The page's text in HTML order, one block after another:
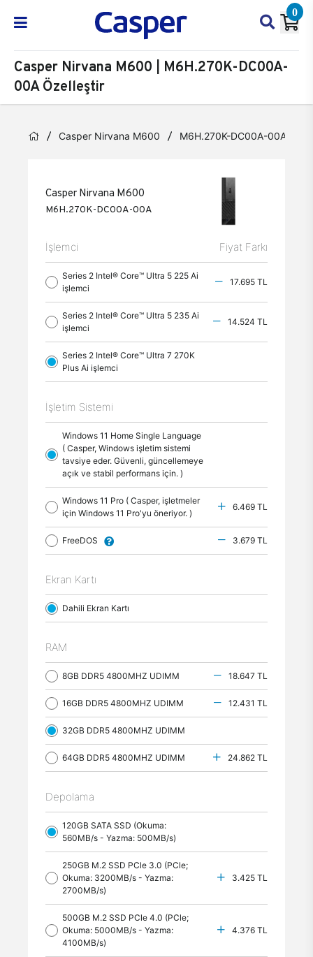
0
Casper Nirvana M600 | M6H.270K-DC00A-
00A Özelleştir
Casper Nirvana M600 M6H.270K-DC00A-00A
Casper Nirvana M600
M6H.270K-DC00A-00A
İşlemci Fiyat Farkı
Series 2 Intel® Core™ Ultra 5 225 Ai
işlemci
17.695 TL
Series 2 Intel® Core™ Ultra 5 235 Ai
işlemci
14.524 TL
Series 2 Intel® Core™ Ultra 7 270K
Plus Ai işlemci
İşletim Sistemi
Windows 11 Home Single Language
( Casper, Windows işletim sistemi
tavsiye eder. Güvenli, güncellemeye
açık ve stabil performans için. )
Windows 11 Pro ( Casper, işletmeler
için Windows 11 Pro'yu öneriyor. )
6.469 TL
FreeDOS 3.679 TL
Ekran Kartı
Dahili Ekran Kartı
RAM
8GB DDR5 4800MHZ UDIMM 18.647 TL
16GB DDR5 4800MHZ UDIMM 12.431 TL
32GB DDR5 4800MHZ UDIMM
64GB DDR5 4800MHZ UDIMM 24.862 TL
Depolama
120GB SATA SSD (Okuma:
560MB/s - Yazma: 500MB/s)
250GB M.2 SSD PCle 3.0 (PCle;
Okuma: 3200MB/s - Yazma:
2700MB/s)
3.425 TL
500GB M.2 SSD PCle 4.0 (PCle;
Okuma: 5000MB/s - Yazma:
4100MB/s)
4.376 TL